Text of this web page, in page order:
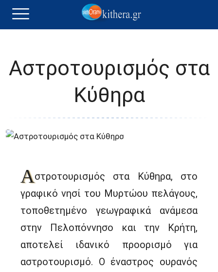
Αστροτουρισμός στα
Κύθηρα
Αστροτουρισμός στα Κύθηρα, στο
γραφικό νησί του Μυρτώου πελάγους,
τοποθετημένο γεωγραφικά ανάμεσα
στην Πελοπόννησο και την Κρήτη,
αποτελεί ιδανικό προορισμό για
αστροτουρισμό. Ο έναστρος ουρανός